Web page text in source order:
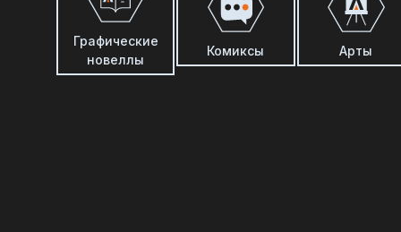
Графические
новеллы
Комиксы Арты